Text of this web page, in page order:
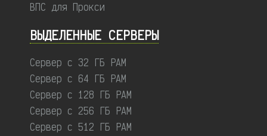
ВПС для Прокси
ВЫДЕЛЕННЫЕ CЕРВЕРЫ
Сервер с 32 ГБ РАМ
Сервер с 64 ГБ РАМ
Сервер с 128 ГБ РАМ
Сервер с 256 ГБ РАМ
Сервер с 512 ГБ РАМ